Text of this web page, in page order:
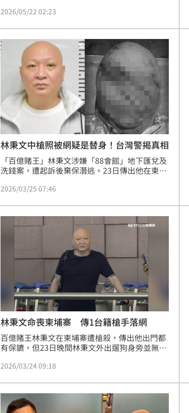
由國民法庭審理。死者曾男妻子表示，孩子才國
爸是心肌梗塞病逝，以不希望孩子受到創傷為
由，不希望國民法官參審；但曾男的母親及弟弟
則希望國審，因被害家屬意見相左，法官表示將
等評議後裁定。
2026/05/22 02:23
林秉文中槍照被網疑是替身！台灣警揭真相
「百億賭王」林秉文涉嫌「88會館」地下匯兌及
洗錢案，遭起訴後棄保潛逃。23日傳出他在柬埔
會的通訊軟體群組，流傳一張疑林秉文「頭部中
裂傷，死狀相當悽慘。不過PTT也掀起「陰謀
論」，認為割臉毀容恐是「替身」，對此，台灣
警方也回應了。
2026/03/25 07:46
林秉文命喪柬埔寨 傳1台籍槍手落網
百億賭王林秉文在柬埔寨遭槍殺，傳出他出門都
有保鑣，但23日晚間林秉文外出遛狗身旁並無
集中頭部，當場身亡。知情人士透露，林秉文疑
方已逮捕兩名槍手，其中一名為台籍人士，另一
人則是中國籍。而林秉文的遺體預計由家屬認屍
火化後，運送返台。
2026/03/24 09:18